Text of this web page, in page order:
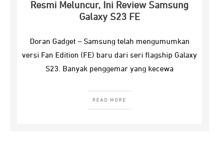
Resmi Meluncur, Ini Review Samsung
Galaxy S23 FE
Doran Gadget – Samsung telah mengumumkan
versi Fan Edition (FE) baru dari seri flagship Galaxy
S23. Banyak penggemar yang kecewa
READ MORE